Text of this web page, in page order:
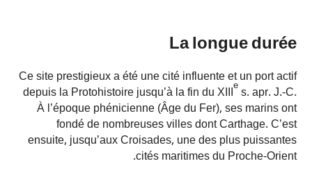
La longue durée
Ce site prestigieux a été une cité influente et un port actif
depuis la Protohistoire jusqu’à la fin du XIIIes. apr. J.-C.
À l’époque phénicienne (Âge du Fer), ses marins ont
fondé de nombreuses villes dont Carthage. C’est
ensuite, jusqu’aux Croisades, une des plus puissantes
cités maritimes du Proche-Orient.